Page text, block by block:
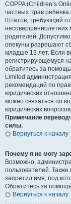
COPPA (Children’s
частных прав
Штатов, требующий
несовершеннолетних
родителей.
опекуны разрешают
младше 13 лет. Если
регистрирующемуся
обратитесь за
Limited
рекомендаций по
юридических
можно связаться по
юридических
Примечание
силы.
Вернуться к началу
Почему я не могу
Возможно,
пользователей.
запретил имя, под
Обратитесь за
Вернуться к началу